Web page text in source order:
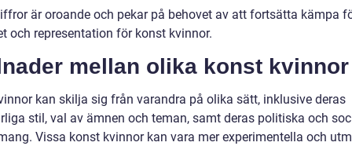
är oroande och pekar på behovet av att fortsätta kämpa
och representation för konst kvinnor.
mellan olika konst kvinnor
kan skilja sig från varandra på olika sätt, inklusive deras
stil, val av ämnen och teman, samt deras politiska och
Vissa konst kvinnor kan vara mer experimentella och